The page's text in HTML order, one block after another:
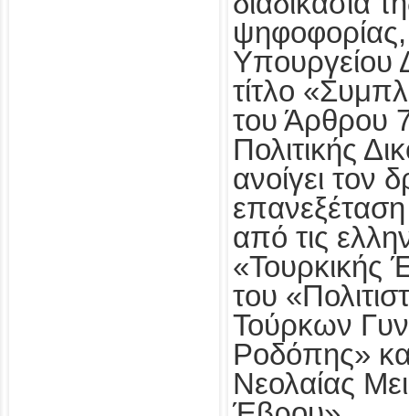
Υπουργείου
τίτλο
του Άρθρου
Πολιτικής
ανοίγει τον
από τις
«Τουρκικής
του
Τούρκων
Ροδόπης»
Νεολαίας